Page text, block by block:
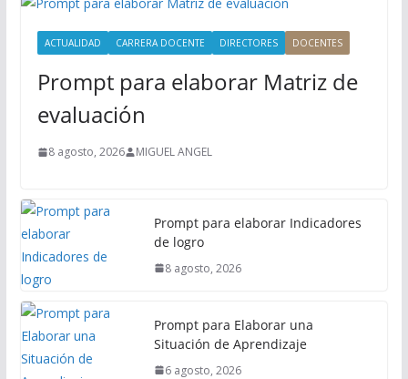
ACTUALIDAD CARRERA DOCENTE DIRECTORES DOCENTES
Prompt para elaborar Matriz de
evaluación
8 agosto, 2026 MIGUEL ANGEL
Prompt para elaborar Indicadores
de logro
8 agosto, 2026
Prompt para Elaborar una
Situación de Aprendizaje
6 agosto, 2026